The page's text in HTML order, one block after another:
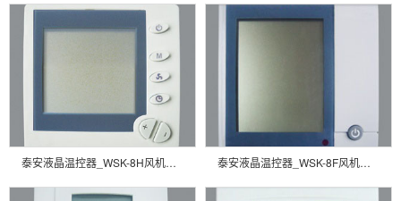
泰安液晶温控器_WSK-8H风机盘管温控器 泰安液晶温控器_WSK-8F风机盘管温控器